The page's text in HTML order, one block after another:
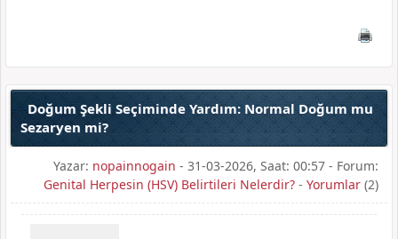
Doğum Şekli Seçiminde Yardım: Normal Doğum mu
Sezaryen mi?
Yazar: nopainnogain - 31-03-2026, Saat: 00:57 - Forum:
Genital Herpesin (HSV) Belirtileri Nelerdir? - Yorumlar (2)